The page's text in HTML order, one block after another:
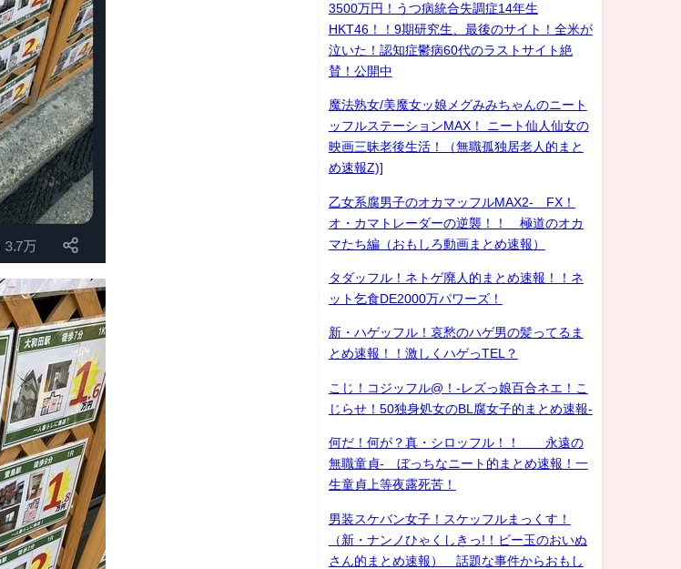
3500万円！うつ病統合失調症14年生
HKT46！！9期研究生、最後のサイト！全米が
泣いた！認知症鬱病60代のラストサイト絶
賛！公開中
魔法熟女/美魔女ッ娘メグみみちゃんのニート
ッフルステーションMAX！ ニート仙人仙女の
映画三昧老後生活！（無職孤独居老人的まと
め速報Z)]
乙女系腐男子のオカマッフルMAX2- FX！
オ・カマトレーダーの逆襲！！ 極道のオカ
マたち編（おもしろ動画まとめ速報）
タダッフル！ネトゲ廃人的まとめ速報！！ネ
ット乞食DE2000万パワーズ！
新・ハゲッフル！哀愁のハゲ男の髪ってるま
とめ速報！！激しくハゲっTEL？
こじ！コジッフル@！-レズっ娘百合ネエ！こ
じらせ！50独身処女のBL腐女子的まとめ速報-
何だ！何が？真・シロッフル！！ 永遠の
無職童貞- ぼっちなニート的まとめ速報！一
生童貞上等夜露死苦！
男装スケバン女子！スケッフルまっくす！
（新・ナンノひゃくしきっ!！ビー玉のおいぬ
さん的まとめ速報） 話題な事件からおもし